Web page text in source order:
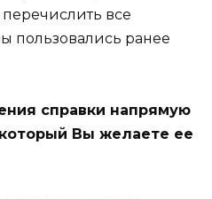
все
пользовались ранее
справки напрямую
который Вы желаете ее